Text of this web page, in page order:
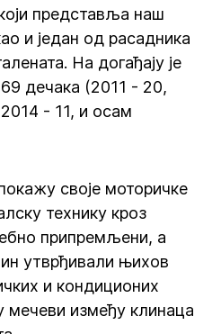
представља наш
и један од расадника
На догађају је
дечака (2011 - 20,
- 11, и осам
своје моторичке
технику кроз
припремљени, а
утврђивали њихов
и кондиционих
мечеви између клинаца